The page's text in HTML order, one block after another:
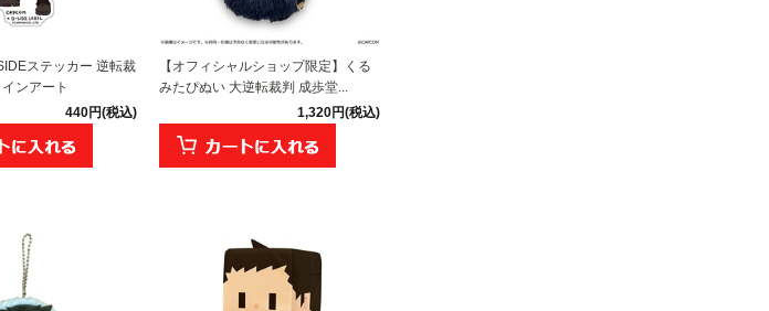
ステッカー 逆転裁
ンアート
440円(税込)
【オフィシャルショップ限定】くる
みたぴぬい 大逆転裁判 成歩堂...
1,320円(税込)